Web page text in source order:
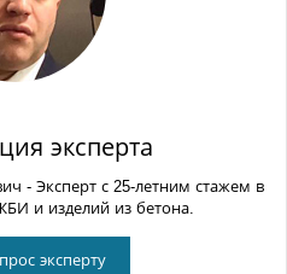
эксперта
- Эксперт с 25-летним стажем в
и изделий из бетона.
эксперту